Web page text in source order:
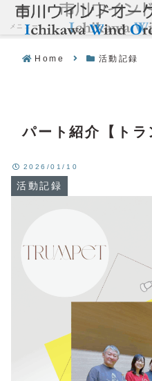
Home 活動記録
パート紹介【トラ
活動記録
2026/01/10
メニュー